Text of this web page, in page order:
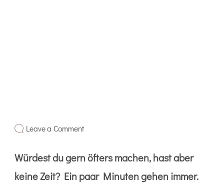
Leave a Comment
Würdest du gern öfters machen, hast aber
keine Zeit? Ein paar Minuten gehen immer.